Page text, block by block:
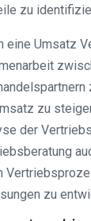
zu
eine Umsatz
zu
der
zu